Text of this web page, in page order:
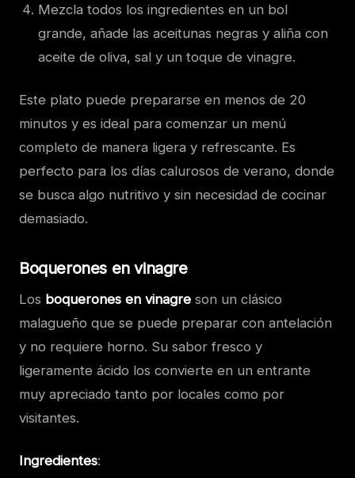
Mezcla todos los ingredientes en un bol
grande, añade las aceitunas negras y aliña con
aceite de oliva, sal y un toque de vinagre.
Este plato puede prepararse en menos de 20
minutos y es ideal para comenzar un menú
completo de manera ligera y refrescante. Es
perfecto para los días calurosos de verano, donde
se busca algo nutritivo y sin necesidad de cocinar
demasiado.
Boquerones en vinagre
Los boquerones en vinagre son un clásico
malagueño que se puede preparar con antelación
y no requiere horno. Su sabor fresco y
ligeramente ácido los convierte en un entrante
muy apreciado tanto por locales como por
visitantes.
Ingredientes: